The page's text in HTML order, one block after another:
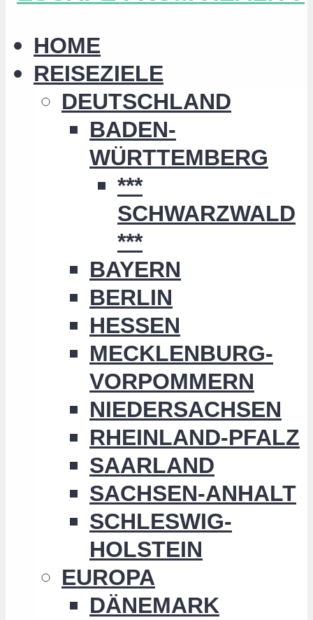
HOME
REISEZIELE
DEUTSCHLAND
BADEN-
WÜRTTEMBERG
***
SCHWARZWALD
***
BAYERN
BERLIN
HESSEN
MECKLENBURG-
VORPOMMERN
NIEDERSACHSEN
RHEINLAND-PFALZ
SAARLAND
SACHSEN-ANHALT
SCHLESWIG-
HOLSTEIN
EUROPA
DÄNEMARK